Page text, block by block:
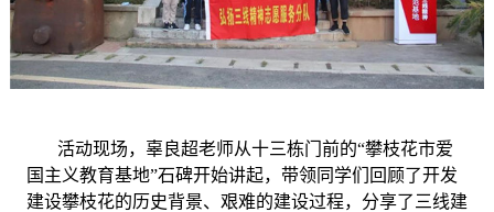
活动现场，辜良超老师从十三栋门前的“攀枝花市爱
国主义教育基地”石碑开始讲起，带领同学们回顾了开发
建设攀枝花的历史背景、艰难的建设过程，分享了三线建